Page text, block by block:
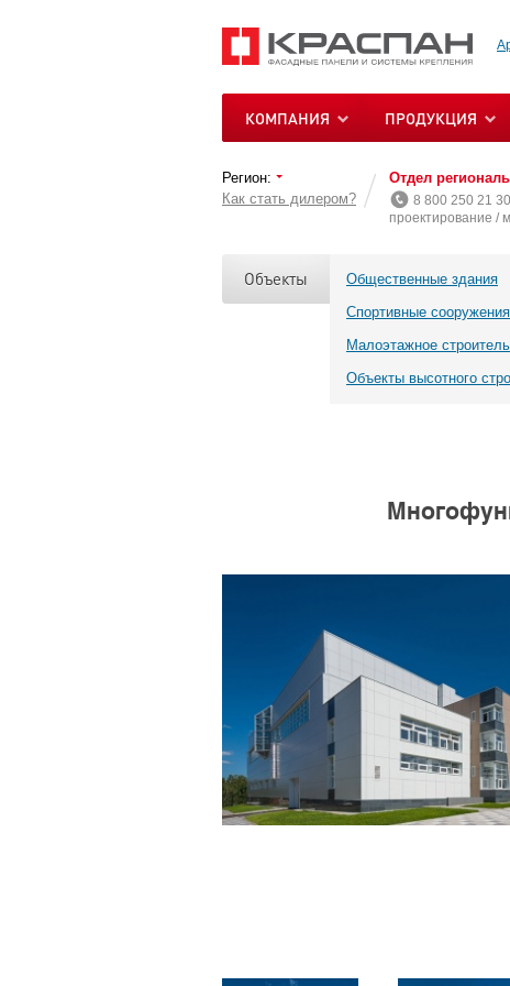
КОМПАНИЯ ПРОДУКЦИЯ
Регион:
Как стать дилером?
Отдел
8 800 250 21 30
проектирование /
Объекты Общественные здания
Спортивные сооружения
Малоэтажное
Объекты высотного